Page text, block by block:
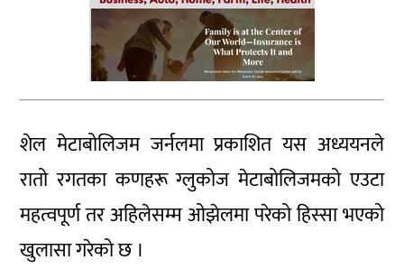
शेल मेटाबोलिजम जर्नलमा प्रकाशित यस अध्ययनले
रातो रगतका कणहरू ग्लुकोज मेटाबोलिजमको एउटा
महत्वपूर्ण तर अहिलेसम्म ओझेलमा परेको हिस्सा भएको
खुलासा गरेको छ ।